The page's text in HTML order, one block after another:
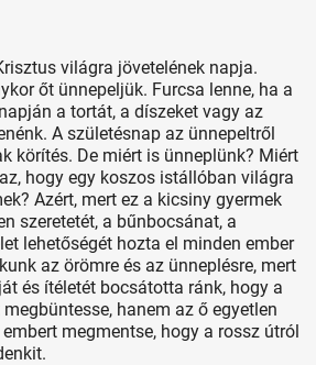
világra jövetelének napja.
őt ünnepeljük. Furcsa lenne, ha a
a tortát, a díszeket vagy az
A születésnap az ünnepeltről
körítés. De miért is ünneplünk? Miért
hogy egy koszos istállóban világra
Azért, mert ez a kicsiny gyermek
szeretetét, a bűnbocsánat, a
lehetőségét hozta el minden ember
az örömre és az ünneplésre, mert
és ítéletét bocsátotta ránk, hogy a
hanem az ő egyetlen
megmentse, hogy a rossz útról